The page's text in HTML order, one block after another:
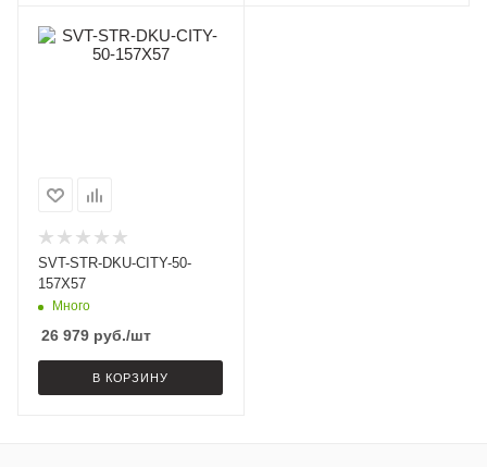
SVT-STR-DKU-CITY-50-
157X57
Много
26 979 руб./шт
В КОРЗИНУ